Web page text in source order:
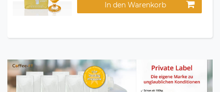
In den Warenkorb